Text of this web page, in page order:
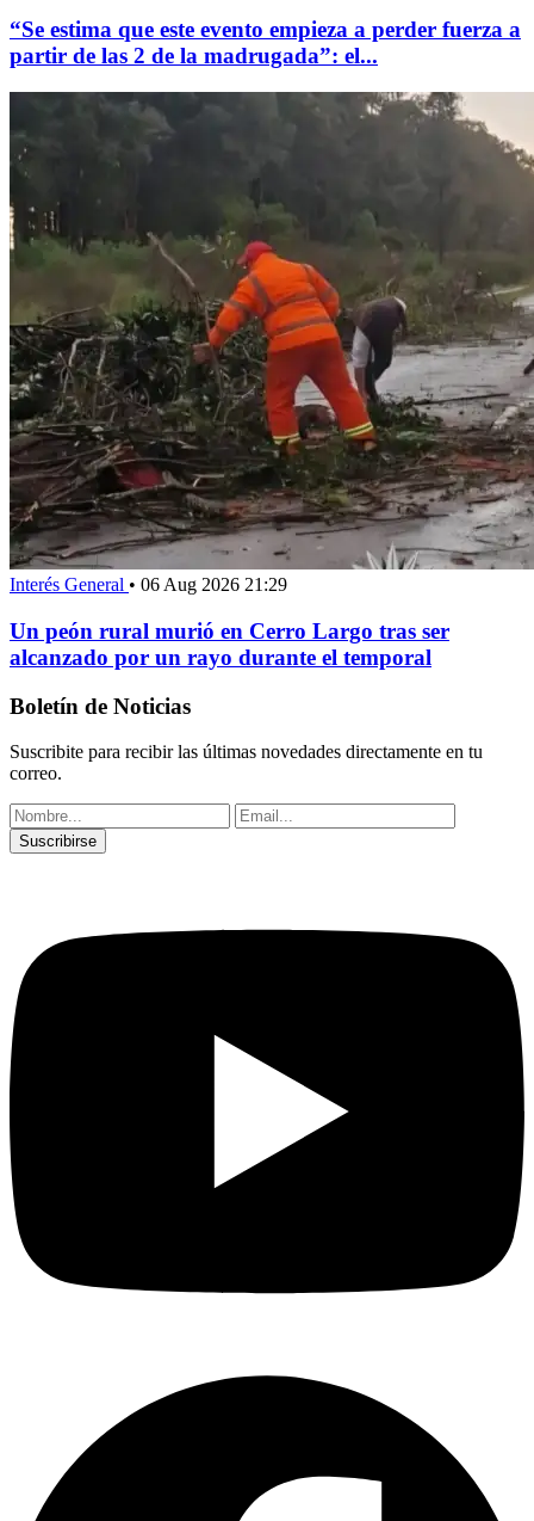
“Se estima que este evento empieza a perder fuerza a
partir de las 2 de la madrugada”: el...
Interés General • 06 Aug 2026 21:29
Un peón rural murió en Cerro Largo tras ser
alcanzado por un rayo durante el temporal
Boletín de Noticias
Suscribite para recibir las últimas novedades directamente en tu
correo.
Suscribirse